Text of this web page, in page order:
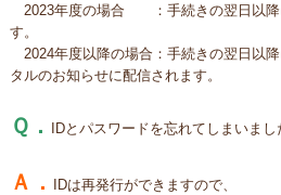
2023年度の場合 ：手続きの翌日以降
す。
2024年度以降の場合：手続きの翌日以
タルのお知らせに配信されます。
Ｑ． IDとパスワードを忘れてしまいまし
Ａ． IDは再発行ができますので、